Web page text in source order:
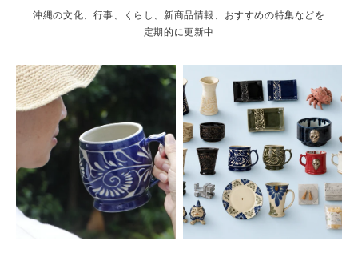
沖縄の文化、行事、くらし、新商品情報、おすすめの特集などを
定期的に更新中